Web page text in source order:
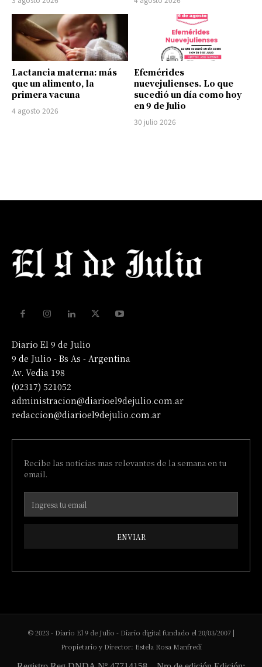
Lactancia materna: más
que un alimento, la
primera vacuna
4 agosto 2026
Efemérides
nuevejulienses. Lo que
sucedió un día como hoy
en 9 de Julio
30 julio 2026
Diario El 9 de Julio
9 de Julio - Bs As - Argentina
Av. Vedia 198
(02317) 521052
administracion@diarioel9dejulio.com.ar
redaccion@diarioel9dejulio.com.ar
Recibe las noticias mas relevantes de la semana en tu
email.
ENVIAR
© 2023 - Diario El 9 de Julio - Diario digital fundado el 20/03/2007 |
Propietario y Director: Estela Rosa Manfredi